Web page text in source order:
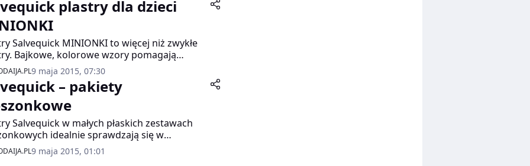
plastry dla dzieci
Salvequick MINIONKI to więcej niż zwykłe
Bajkowe, kolorowe wzory pomagają
uwagę dziecka od przykrego zdarzenia,
jest skaleczenie.
9 maja 2015, 07:30
– pakiety
Salvequick w małych płaskich zestawach
idealnie sprawdzają się w
apteczce, plecaku, w torbie podróżnej a
w małej damskiej torebce.
9 maja 2015, 01:01